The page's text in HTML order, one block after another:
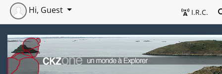
I.R.C.
Hi, Guest